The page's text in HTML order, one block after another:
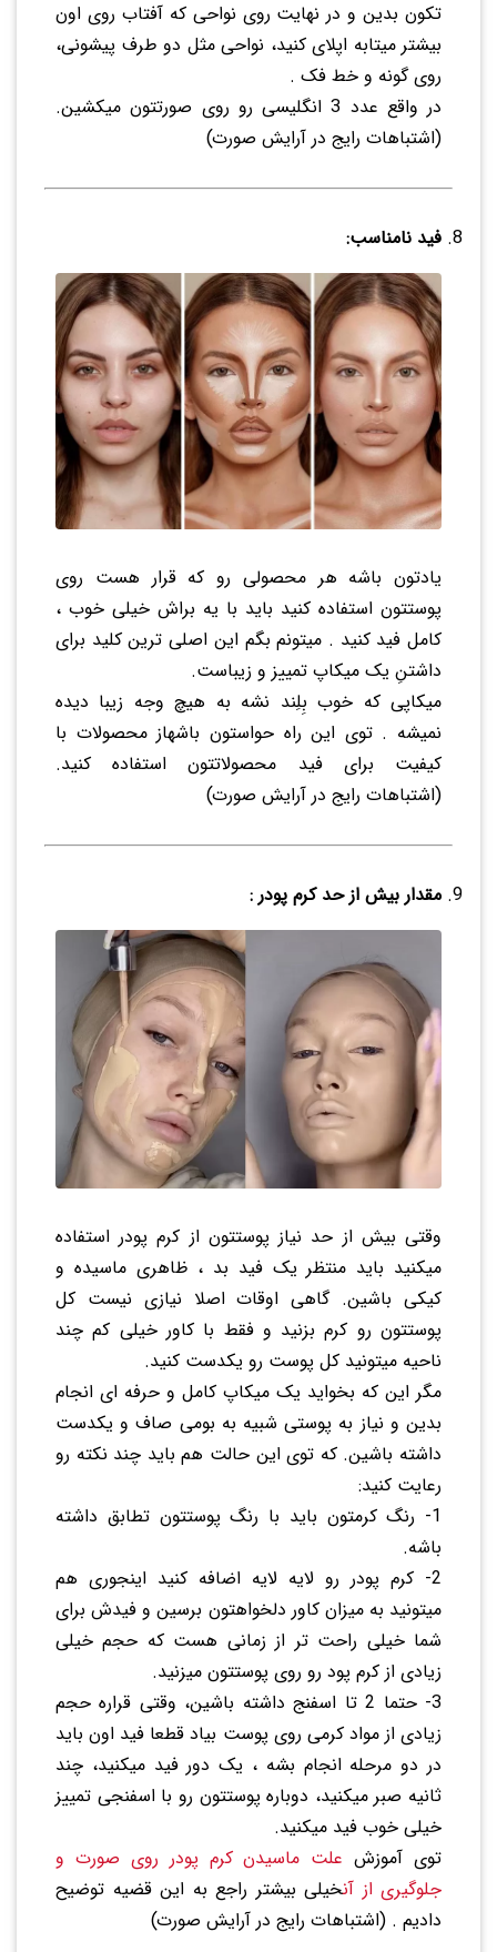
تکون بدین و در نهایت روی نواحی که آفتاب روی اون
بیشتر میتابه اپلای کنید، نواحی مثل دو طرف پیشونی،
روی گونه و خط فک .
در واقع عدد 3 انگلیسی رو روی صورتتون میکشین.
(اشتباهات رایج در آرایش صورت)
فید نامناسب:
یادتون باشه هر محصولی رو که قرار هست روی
پوستتون استفاده کنید باید با یه براش خیلی خوب ،
کامل فید کنید . میتونم بگم این اصلی ترین کلید برای
داشتنِ یک میکاپ تمییز و زیباست.
میکاپی که خوب بِلِند نشه به هیچ وجه زیبا دیده
نمیشه . توی این راه حواستون باشهاز محصولات با
کیفیت برای فید محصولاتتون استفاده کنید.
(اشتباهات رایج در آرایش صورت)
مقدار بیش از حد کرم پودر :
وقتی بیش از حد نیاز پوستتون از کرم پودر استفاده
میکنید باید منتظر یک فید بد ، ظاهری ماسیده و
کیکی باشین. گاهی اوقات اصلا نیازی نیست کل
پوستتون رو کرم بزنید و فقط با کاور خیلی کم چند
ناحیه میتونید کل پوست رو یکدست کنید.
مگر این که بخواید یک میکاپ کامل و حرفه ای انجام
بدین و نیاز به پوستی شبیه به بومی صاف و یکدست
داشته باشین. که توی این حالت هم باید چند نکته رو
رعایت کنید:
1- رنگ کرمتون باید با رنگ پوستتون تطابق داشته
باشه.
2- کرم پودر رو لایه لایه اضافه کنید اینجوری هم
میتونید به میزان کاور دلخواهتون برسین و فیدش برای
شما خیلی راحت تر از زمانی هست که حجم خیلی
زیادی از کرم پود رو روی پوستتون میزنید.
3- حتما 2 تا اسفنج داشته باشین، وقتی قراره حجم
زیادی از مواد کرمی روی پوست بیاد قطعا فید اون باید
در دو مرحله انجام بشه ، یک دور فید میکنید، چند
ثانیه صبر میکنید، دوباره پوستتون رو با اسفنجی تمییز
خیلی خوب فید میکنید.
توی آموزش علت ماسیدن کرم پودر روی صورت و
جلوگیری از آنخیلی بیشتر راجع به این قضیه توضیح
دادیم . (اشتباهات رایج در آرایش صورت)